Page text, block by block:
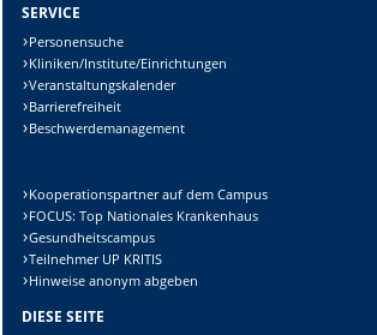
SERVICE
Personensuche
Kliniken/Institute/Einrichtungen
Veranstaltungskalender
Barrierefreiheit
Beschwerdemanagement
Kooperationspartner auf dem Campus
FOCUS: Top Nationales Krankenhaus
Gesundheitscampus
Teilnehmer UP KRITIS
Hinweise anonym abgeben
DIESE SEITE